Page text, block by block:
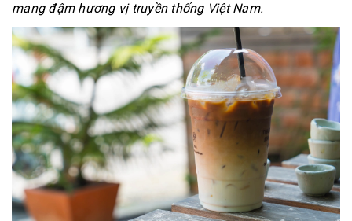
mang đậm hương vị truyền thống Việt Nam.